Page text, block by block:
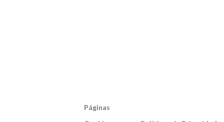
Páginas